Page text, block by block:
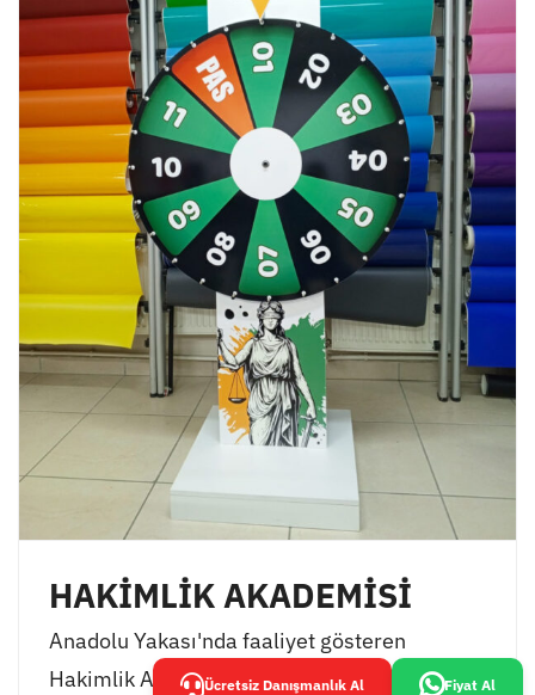
HAKİMLİK AKADEMİSİ
Anadolu Yakası'nda faaliyet gösteren
Hakimlik Akademisi, öğrencilerinin
Ücretsiz Danışmanlık Al Fiyat Al